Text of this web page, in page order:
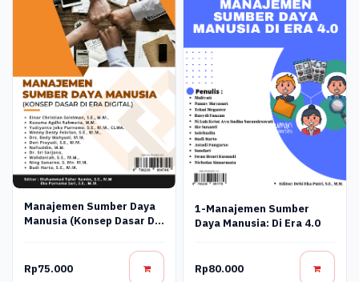
Manajemen Sumber Daya
Manusia (Konsep Dasar Di
Rp75.000
1-Manajemen Sumber
Daya Manusia: Di Era 4.0
Rp80.000